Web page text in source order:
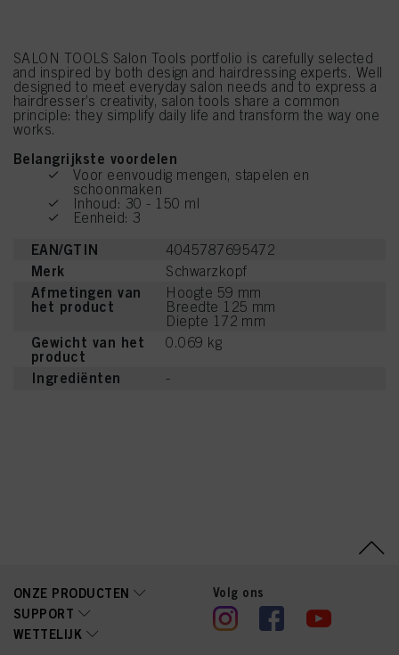
SALON TOOLS Salon Tools portfolio is carefully selected
and inspired by both design and hairdressing experts. Well
designed to meet everyday salon needs and to express a
hairdresser’s creativity, salon tools share a common
principle: they simplify daily life and transform the way one
works.
Belangrijkste voordelen
Voor eenvoudig mengen, stapelen en
schoonmaken
Inhoud: 30 - 150 ml
Eenheid: 3
EAN/GTIN 4045787695472
Merk Schwarzkopf
Afmetingen van
het product
Hoogte 59 mm
Breedte 125 mm
Diepte 172 mm
Gewicht van het
product
0.069 kg
Ingrediënten -
ONZE PRODUCTEN
SUPPORT
WETTELIJK
Volg ons